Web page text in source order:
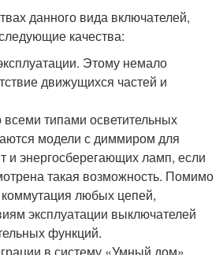
данного вида включателей,
качества:
Этому немало
движущихся частей и
типами осветительных
модели с диммиром для
и энергосберегающих ламп, если
такая возможность. Помимо
коммутация любых цепей,
эксплуатации выключателей
функций.